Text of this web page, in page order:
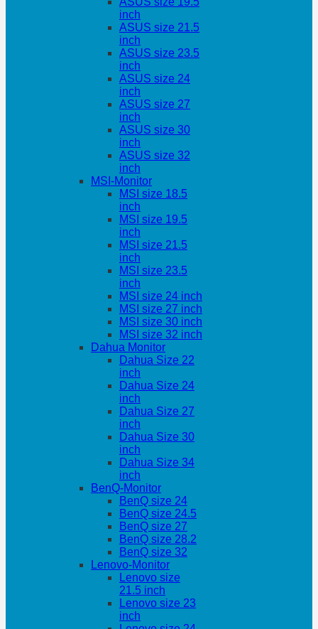
inch
ASUS size 21.5
inch
ASUS size 23.5
inch
ASUS size 24
inch
ASUS size 27
inch
ASUS size 30
inch
ASUS size 32
inch
MSI-Monitor
MSI size 18.5
inch
MSI size 19.5
inch
MSI size 21.5
inch
MSI size 23.5
inch
MSI size 24 inch
MSI size 27 inch
MSI size 30 inch
MSI size 32 inch
Dahua Monitor
Dahua Size 22
inch
Dahua Size 24
inch
Dahua Size 27
inch
Dahua Size 30
inch
Dahua Size 34
inch
BenQ-Monitor
BenQ size 24
BenQ size 24.5
BenQ size 27
BenQ size 28.2
BenQ size 32
Lenovo-Monitor
Lenovo size
21.5 inch
Lenovo size 23
inch